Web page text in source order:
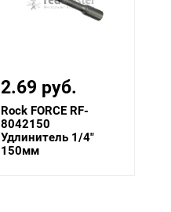
2.69 руб.
Rock FORCE RF-
8042150
Удлинитель 1/4"
150мм